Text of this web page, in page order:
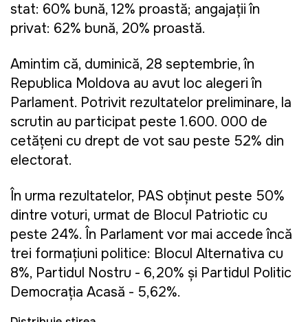
stat: 60% bună, 12% proastă; angajații în
privat: 62% bună, 20% proastă.
Amintim că, duminică, 28 septembrie, în
Republica Moldova au avut loc alegeri în
Parlament. Potrivit rezultatelor preliminare, la
scrutin au participat peste 1.600. 000 de
cetățeni cu drept de vot sau peste 52% din
electorat.
În urma rezultatelor, PAS obţinut peste 50%
dintre voturi, urmat de Blocul Patriotic cu
peste 24%. În Parlament vor mai accede încă
trei formațiuni politice: Blocul Alternativa cu
8%, Partidul Nostru - 6,20% și Partidul Politic
Democrația Acasă - 5,62%.